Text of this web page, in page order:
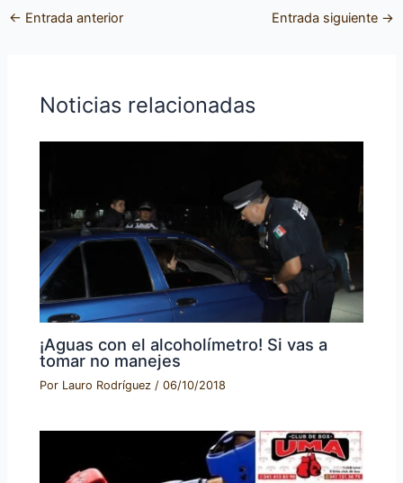
← Entrada anterior Entrada siguiente →
Noticias relacionadas
¡Aguas con el alcoholímetro! Si vas a
tomar no manejes
Por Lauro Rodríguez /06/10/2018